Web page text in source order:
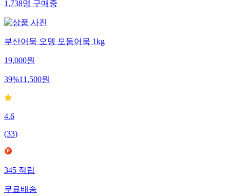
1,738명구매중
부산어묵 오뎅 모둠어묵 1kg
19,000원
39%11,500원
4.6
(33)
345적립
무료배송